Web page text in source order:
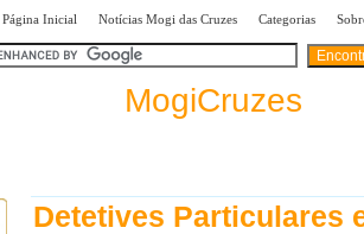
Página Inicial Notícias Mogi das Cruzes Categorias
MogiCruzes
Detetives Particulares